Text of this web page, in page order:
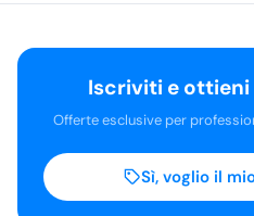
Iscriviti e ottieni
Offerte esclusive per
Sì, voglio il